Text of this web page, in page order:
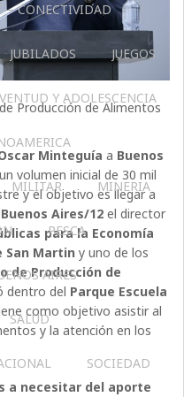
– CONECTIVIDAD
JUBILADOS JUEGOS
Y ADOLESCENCIA
MILITAR MINERIA
PESCA
AIRES
SALUD
SOCIEDAD
Producción de Alimentos
Minteguía a Buenos
volumen inicial de 30 mil
y el objetivo es llegar a
Buenos Aires/12 el director
para la Economía
San Martin y uno de los
de Producción de
dentro del Parque Escuela
como objetivo asistir al
y la atención en los
a necesitar del aporte